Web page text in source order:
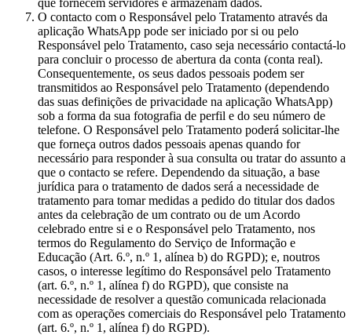
que fornecem servidores e armazenam dados.
O contacto com o Responsável pelo Tratamento através da
aplicação WhatsApp pode ser iniciado por si ou pelo
Responsável pelo Tratamento, caso seja necessário contactá-lo
para concluir o processo de abertura da conta (conta real).
Consequentemente, os seus dados pessoais podem ser
transmitidos ao Responsável pelo Tratamento (dependendo
das suas definições de privacidade na aplicação WhatsApp)
sob a forma da sua fotografia de perfil e do seu número de
telefone. O Responsável pelo Tratamento poderá solicitar-lhe
que forneça outros dados pessoais apenas quando for
necessário para responder à sua consulta ou tratar do assunto a
que o contacto se refere. Dependendo da situação, a base
jurídica para o tratamento de dados será a necessidade de
tratamento para tomar medidas a pedido do titular dos dados
antes da celebração de um contrato ou de um Acordo
celebrado entre si e o Responsável pelo Tratamento, nos
termos do Regulamento do Serviço de Informação e
Educação (Art. 6.º, n.º 1, alínea b) do RGPD); e, noutros
casos, o interesse legítimo do Responsável pelo Tratamento
(art. 6.º, n.º 1, alínea f) do RGPD), que consiste na
necessidade de resolver a questão comunicada relacionada
com as operações comerciais do Responsável pelo Tratamento
(art. 6.º, n.º 1, alínea f) do RGPD).